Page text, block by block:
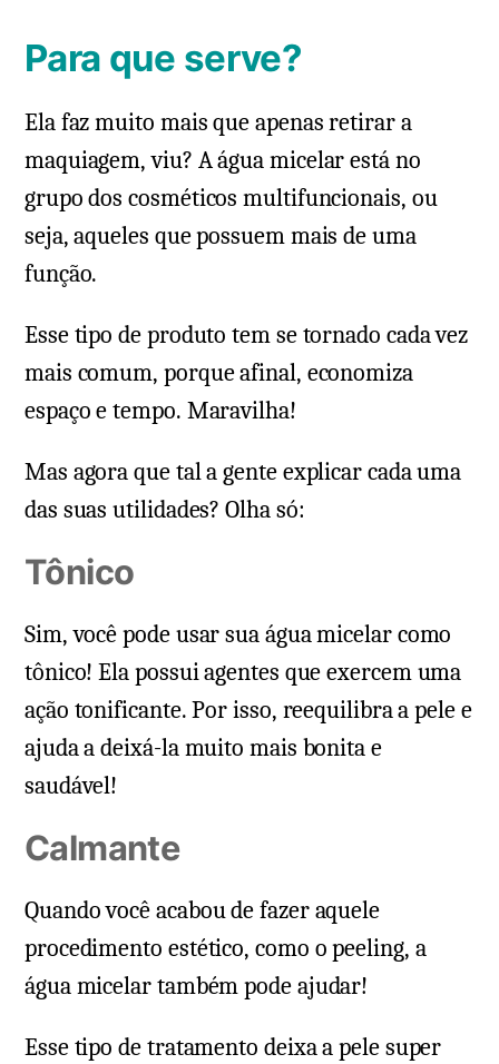
Para que serve?
Ela faz muito mais que apenas retirar a
maquiagem, viu? A água micelar está no
grupo dos cosméticos multifuncionais, ou
seja, aqueles que possuem mais de uma
função.
Esse tipo de produto tem se tornado cada vez
mais comum, porque afinal, economiza
espaço e tempo. Maravilha!
Mas agora que tal a gente explicar cada uma
das suas utilidades? Olha só:
Tônico
Sim, você pode usar sua água micelar como
tônico! Ela possui agentes que exercem uma
ação tonificante. Por isso, reequilibra a pele e
ajuda a deixá-la muito mais bonita e
saudável!
Calmante
Quando você acabou de fazer aquele
procedimento estético, como o peeling, a
água micelar também pode ajudar!
Esse tipo de tratamento deixa a pele super